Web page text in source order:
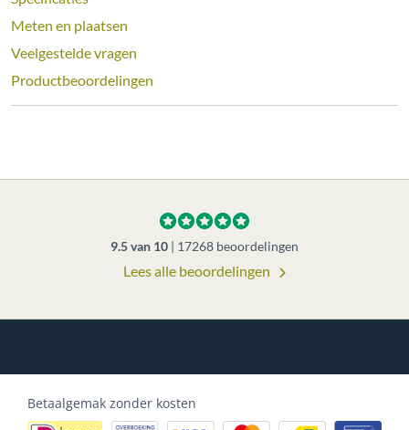
Meten en plaatsen
Veelgestelde vragen
Productbeoordelingen
9.5van 10 | 17268 beoordelingen
Lees alle beoordelingen
Betaalgemak zonder kosten